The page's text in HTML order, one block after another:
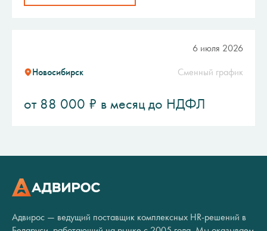
6 июля 2026
Новосибирск Сменный график
от 88 000 ₽ в месяц до НДФЛ
Адвирос — ведущий поставщик комплексных HR-решений в